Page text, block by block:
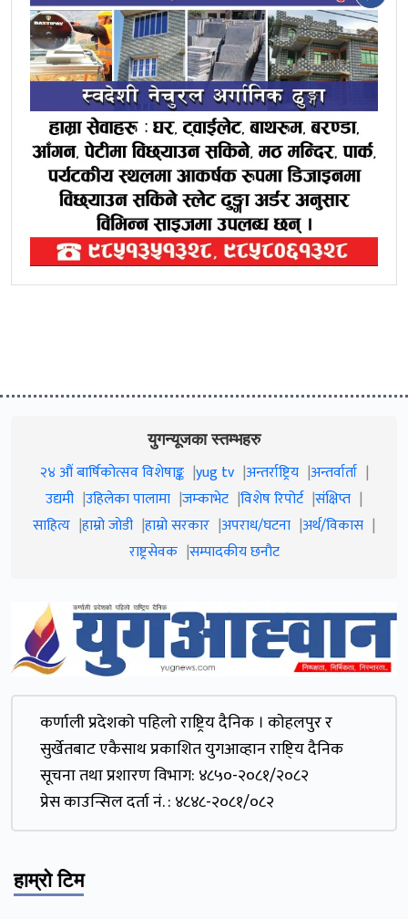
युगन्यूजका स्तम्भहरु
२४ औं बार्षिकोत्सव विशेषाङ्क yug tv अन्तर्राष्ट्रिय अन्तर्वार्ता
उद्यमी उहिलेका पालामा जम्काभेट विशेष रिपोर्ट संक्षिप्त
साहित्य हाम्रो जाेडी हाम्रो सरकार अपराध/घटना अर्थ/विकास
राष्ट्रसेवक सम्पादकीय छनौट
कर्णाली प्रदेशकाे पहिलाे राष्ट्रिय दैनिक । काेहलपुर र
सुर्खेतबाट एकैसाथ प्रकाशित युगआव्हान राष्टि्य दैनिक
सूचना तथा प्रशारण विभाग: ४८५०-२०८१/२०८२
प्रेस काउन्सिल दर्ता नं. : ४८४८-२०८१/०८२
हाम्रो टिम